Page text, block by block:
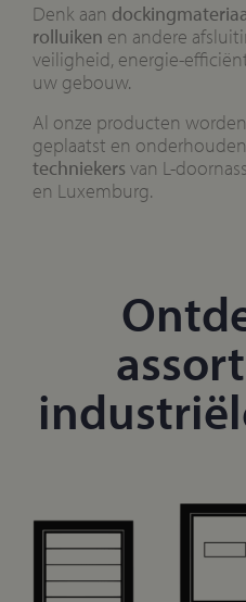
Denk aan
rolluiken en andere
veiligheid, energie-
uw gebouw.
Al onze producten
geplaatst en
techniekers van L-
en Luxemburg.